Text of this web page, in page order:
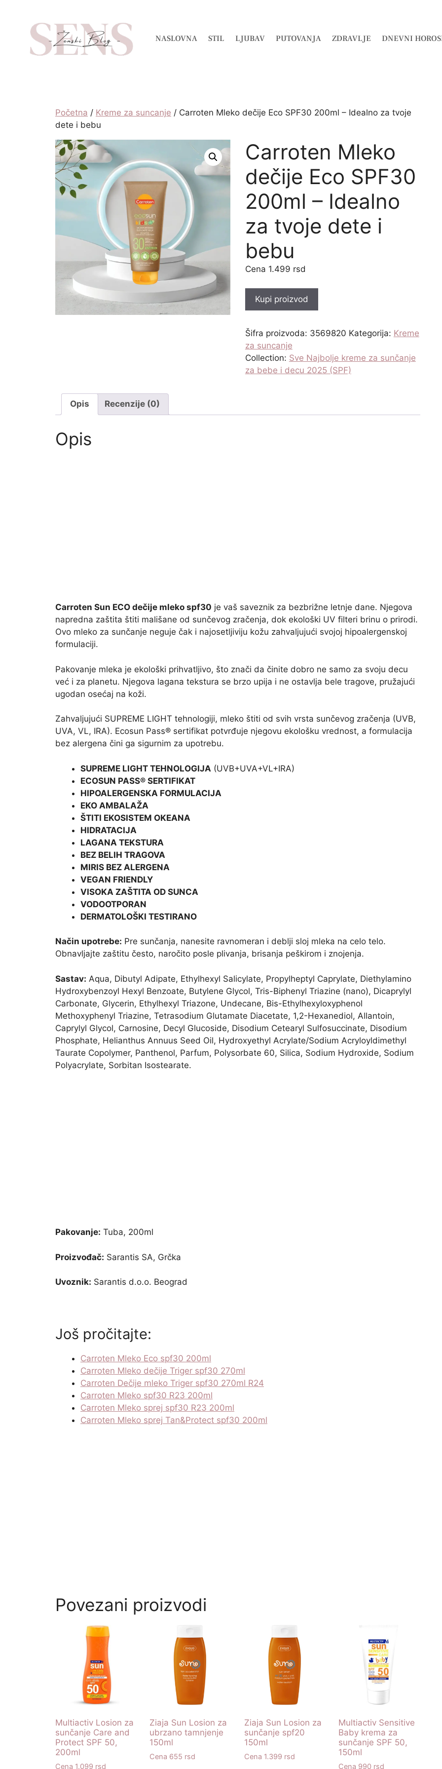
NASLOVNA STIL LJUBAV PUTOVANJA ZDRAVLJE DNEVNI
Početna / Kreme za suncanje / Carroten Mleko dečije Eco SPF30 200ml – Idealno za tvoje
dete i bebu
Carroten Mleko
dečije Eco SPF30
200ml – Idealno
za tvoje dete i
bebu
1.499 rsd
Kupi proizvod
Šifra proizvoda: 3569820 Kategorija: Kreme
za suncanje
Collection: Sve Najbolje kreme za sunčanje
za bebe i decu 2025 (SPF)
Opis Recenzije (0)
Opis
Carroten Sun ECO dečije mleko spf30 je vaš saveznik za bezbrižne letnje dane. Njegova
napredna zaštita štiti mališane od sunčevog zračenja, dok ekološki UV filteri brinu o prirodi.
Ovo mleko za sunčanje neguje čak i najosetljiviju kožu zahvaljujući svojoj hipoalergenskoj
formulaciji.
Pakovanje mleka je ekološki prihvatljivo, što znači da činite dobro ne samo za svoju decu
već i za planetu. Njegova lagana tekstura se brzo upija i ne ostavlja bele tragove, pružajući
ugodan osećaj na koži.
Zahvaljujući SUPREME LIGHT tehnologiji, mleko štiti od svih vrsta sunčevog zračenja (UVB,
UVA, VL, IRA). Ecosun Pass® sertifikat potvrđuje njegovu ekološku vrednost, a formulacija
bez alergena čini ga sigurnim za upotrebu.
SUPREME LIGHT TEHNOLOGIJA (UVB+UVA+VL+IRA)
ECOSUN PASS® SERTIFIKAT
HIPOALERGENSKA FORMULACIJA
EKO AMBALAŽA
ŠTITI EKOSISTEM OKEANA
HIDRATACIJA
LAGANA TEKSTURA
BEZ BELIH TRAGOVA
MIRIS BEZ ALERGENA
VEGAN FRIENDLY
VISOKA ZAŠTITA OD SUNCA
VODOOTPORAN
DERMATOLOŠKI TESTIRANO
Način upotrebe: Pre sunčanja, nanesite ravnomeran i deblji sloj mleka na celo telo.
Obnavljajte zaštitu često, naročito posle plivanja, brisanja peškirom i znojenja.
Sastav: Aqua, Dibutyl Adipate, Ethylhexyl Salicylate, Propylheptyl Caprylate, Diethylamino
Hydroxybenzoyl Hexyl Benzoate, Butylene Glycol, Tris-Biphenyl Triazine (nano), Dicaprylyl
Carbonate, Glycerin, Ethylhexyl Triazone, Undecane, Bis-Ethylhexyloxyphenol
Methoxyphenyl Triazine, Tetrasodium Glutamate Diacetate, 1,2-Hexanediol, Allantoin,
Caprylyl Glycol, Carnosine, Decyl Glucoside, Disodium Cetearyl Sulfosuccinate, Disodium
Phosphate, Helianthus Annuus Seed Oil, Hydroxyethyl Acrylate/Sodium Acryloyldimethyl
Taurate Copolymer, Panthenol, Parfum, Polysorbate 60, Silica, Sodium Hydroxide, Sodium
Polyacrylate, Sorbitan Isostearate.
Pakovanje: Tuba, 200ml
Proizvođač: Sarantis SA, Grčka
Uvoznik: Sarantis d.o.o. Beograd
Još pročitajte:
Carroten Mleko Eco spf30 200ml
Carroten Mleko dečije Triger spf30 270ml
Carroten Dečije mleko Triger spf30 270ml R24
Carroten Mleko spf30 R23 200ml
Carroten Mleko sprej spf30 R23 200ml
Carroten Mleko sprej Tan&Protect spf30 200ml
Povezani proizvodi
Multiactiv Losion za
sunčanje Care and
Protect SPF 50,
200ml
1.099 rsd
Ziaja Sun Losion za
ubrzano tamnjenje
150ml
655 rsd
Ziaja Sun Losion za
sunčanje spf20
150ml
1.399 rsd
Multiactiv Sensitive
Baby krema za
sunčanje SPF 50,
150ml
990 rsd